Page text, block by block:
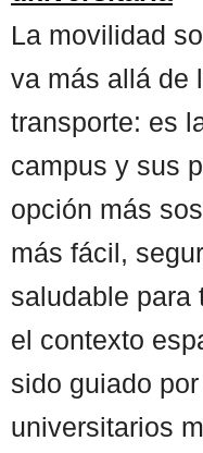
La movilidad
va más allá de
transporte: es
campus y sus
opción más
más fácil,
saludable para
el contexto
sido guiado
universitarios